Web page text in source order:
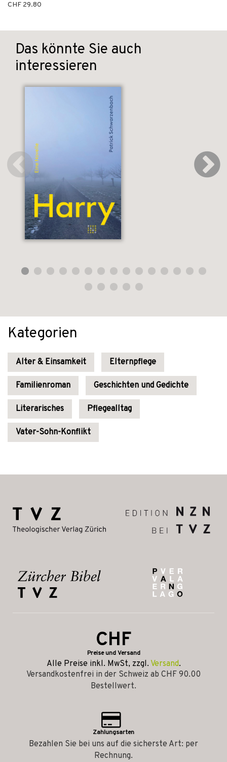
CHF 29.80
Das könnte Sie auch
interessieren
Kategorien
Alter & Einsamkeit Elternpflege
Familienroman Geschichten und Gedichte
Literarisches Pflegealltag
Vater-Sohn-Konflikt
CHF
Preise und Versand
Alle Preise inkl. MwSt, zzgl. Versand.
Versandkostenfrei in der Schweiz ab CHF 90.00
Bestellwert.
Zahlungsarten
Bezahlen Sie bei uns auf die sicherste Art: per
Rechnung.